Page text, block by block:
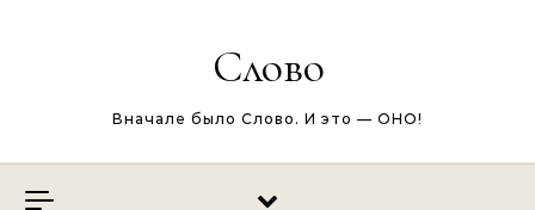
Слово
Вначале было Слово. И это — ОНО!